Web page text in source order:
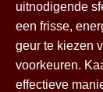
uitnodigende
een frisse,
geur te kiezen
voorkeuren.
effectieve